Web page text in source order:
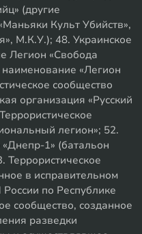
(другие
Культ Убийств»,
М.К.У.); 48. Украинское
Легион «Свобода
наименование «Легион
сообщество
организация «Русский
легион»; 52.
1» (батальон
Террористическое
в исправительном
по Республике
сообщество, созданное
разведки